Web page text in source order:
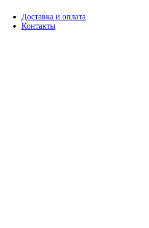
Доставка и оплата
Контакты